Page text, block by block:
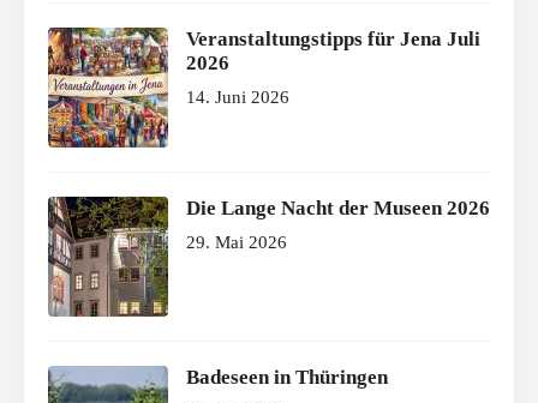
Veranstaltungstipps für Jena Juli
2026
14. Juni 2026
Die Lange Nacht der Museen 2026
29. Mai 2026
Badeseen in Thüringen